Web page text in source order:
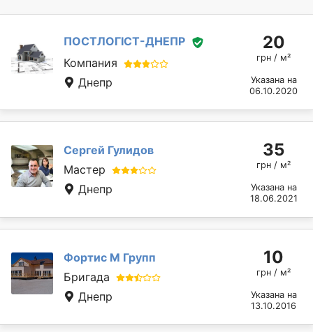
ПОСТЛОГІСТ-ДНЕПР
Компания
Днепр
20
грн / м²
Указана на
06.10.2020
Сергей Гулидов
Мастер
Днепр
35
грн / м²
Указана на
18.06.2021
Фортис М Групп
Бригада
Днепр
10
грн / м²
Указана на
13.10.2016